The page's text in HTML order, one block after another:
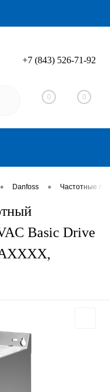
Вход Регистрация
+7 (843) 526-71-92
0 0
• Danfoss • Частотные
Basic Drive